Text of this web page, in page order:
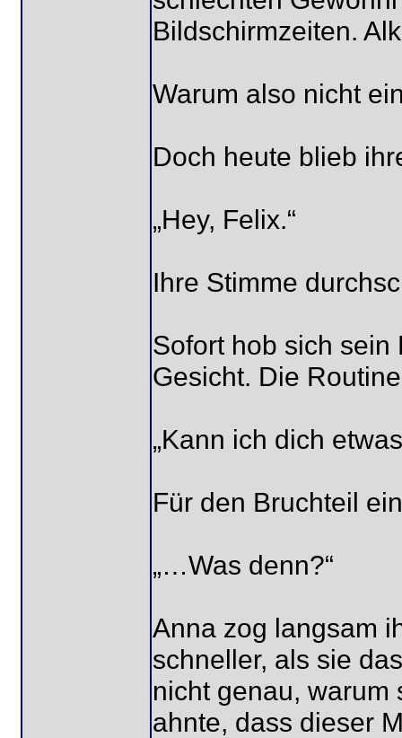
Bildschirmzeiten.
Warum also nicht
Doch heute blieb
„Hey, Felix.“
Ihre Stimme
Sofort hob sich sein
Gesicht. Die
„Kann ich dich
Für den Bruchteil
„…Was denn?“
Anna zog langsam
schneller, als sie
nicht genau, warum
ahnte, dass dieser